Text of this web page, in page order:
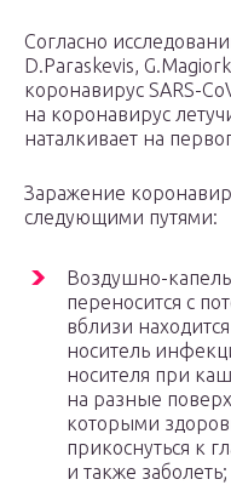
Согласно
D.Paraskevis,
коронавирус SARS-
на коронавирус
наталкивает на
Заражение
следующими путями:
Воздушно-
переносится с
вблизи
носитель
носителя при
на разные
которыми
прикоснуться к
и также заболеть;